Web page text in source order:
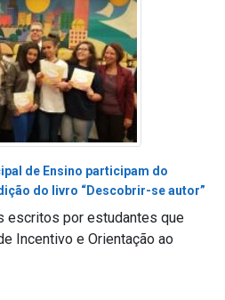
de Ensino participam do
do livro “Descobrir-se autor”
escritos por estudantes que
Incentivo e Orientação ao